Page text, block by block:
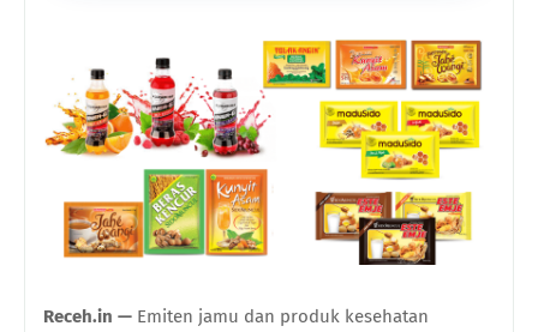
Receh.in — Emiten jamu dan produk kesehatan